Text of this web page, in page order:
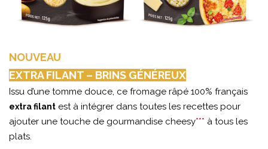
NOUVEAU
EXTRA FILANT – BRINS GÉNÉREUX
Issu d’une tomme douce, ce fromage râpé 100% français
extra filant est à intégrer dans toutes les recettes pour
ajouter une touche de gourmandise cheesy*** à tous les
plats.